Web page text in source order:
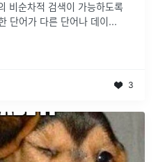
비순차적 검색이 가능하도록
단어가 다른 단어나 데이...
3